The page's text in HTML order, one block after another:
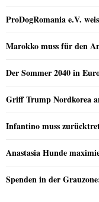
ProDogRomania e.V.
Marokko muss für den
Der Sommer 2040 in
Griff Trump Nordkorea
Infantino muss
Anastasia Hunde
Spenden in der